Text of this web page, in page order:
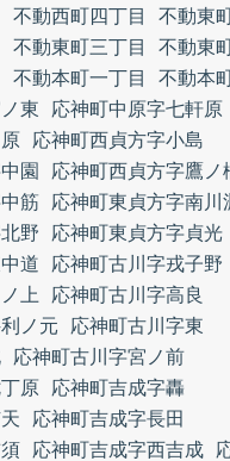
不動西町四丁目
不動東
不動東町三丁目
不動東
不動本町一丁目
不動本
東
応神町中原字七軒原
応神町西貞方字小島
園
応神町西貞方字鷹ノ
筋
応神町東貞方字南川
野
応神町東貞方字貞光
道
応神町古川字戎子野
上
応神町古川字高良
ノ元
応神町古川字東
応神町古川字宮ノ前
原
応神町吉成字轟
応神町吉成字長田
応神町吉成字西吉成